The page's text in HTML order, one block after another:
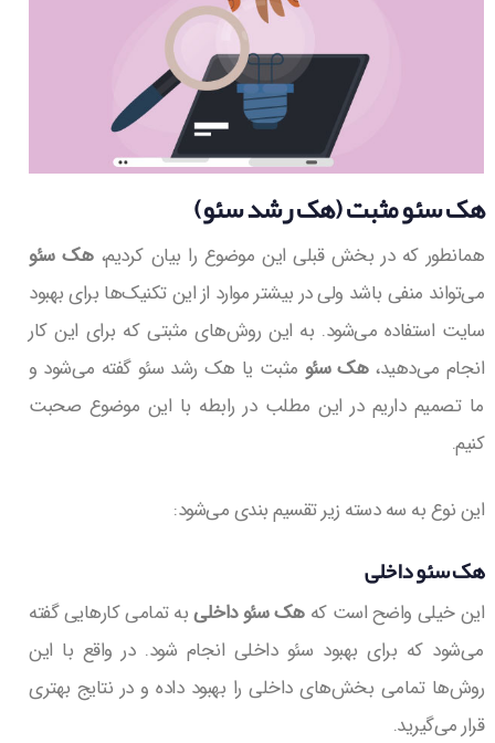
هک سئو مثبت (هک رشد سئو)
همانطور که در بخش قبلی این موضوع را بیان کردیم،هک سئو
می‌تواند منفی باشد ولی در بیشتر موارد از این تکنیک‌‌ها برای بهبود
سایت استفاده می‌شود. به این روش‌های مثبتی که برای این کار
انجام می‌دهید،هک سئو مثبت یا هک رشد سئو گفته می‌شود و
ما تصمیم داریم در این مطلب در رابطه با این موضوع صحبت
کنیم.
این نوع به سه دسته زیر تقسیم بندی می‌شود:
هک سئو داخلی
این خیلی واضح است کههک سئو داخلیبه تمامی کارهایی گفته
می‌شود که برای بهبود سئو داخلی انجام شود. در واقع با این
روش‌ها تمامی بخش‌های داخلی را بهبود داده و در نتایج بهتری
قرار می‌گیرید.